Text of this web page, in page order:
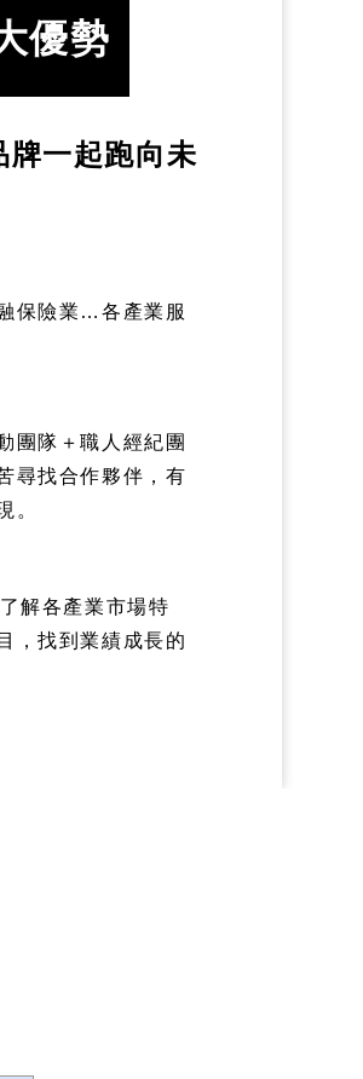
優勢
牌一起跑向未
保險業…各產業服
團隊＋職人經紀團
尋找合作夥伴，有
。
解各產業市場特
，找到業績成長的